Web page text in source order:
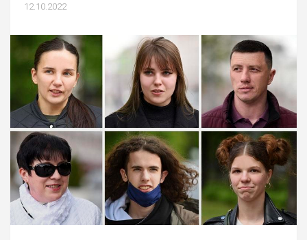
12.10.2022